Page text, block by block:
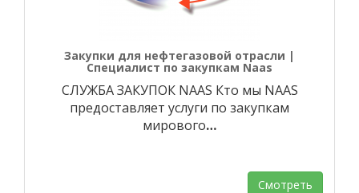
Закупки для нефтегазовой отрасли |
Специалист по закупкам Naas
СЛУЖБА ЗАКУПОК NAAS Кто мы NAAS
предоставляет услуги по закупкам
мирового…
Смотреть